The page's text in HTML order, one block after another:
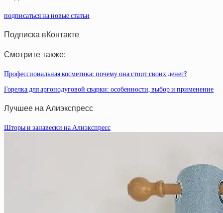
подписаться на новые статьи
Подписка вКонтакте
Смотрите также:
Профессиональная косметика: почему она стоит своих денег?
Горелка для аргонодуговой сварки: особенности, выбор и применение
Лучшее на Алиэкспресс
Шторы и занавески на Алиэкспресс